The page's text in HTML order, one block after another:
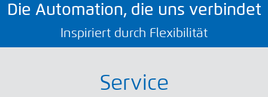
Die Automation, die uns verbindet
Inspiriert durch Flexibilität
Service